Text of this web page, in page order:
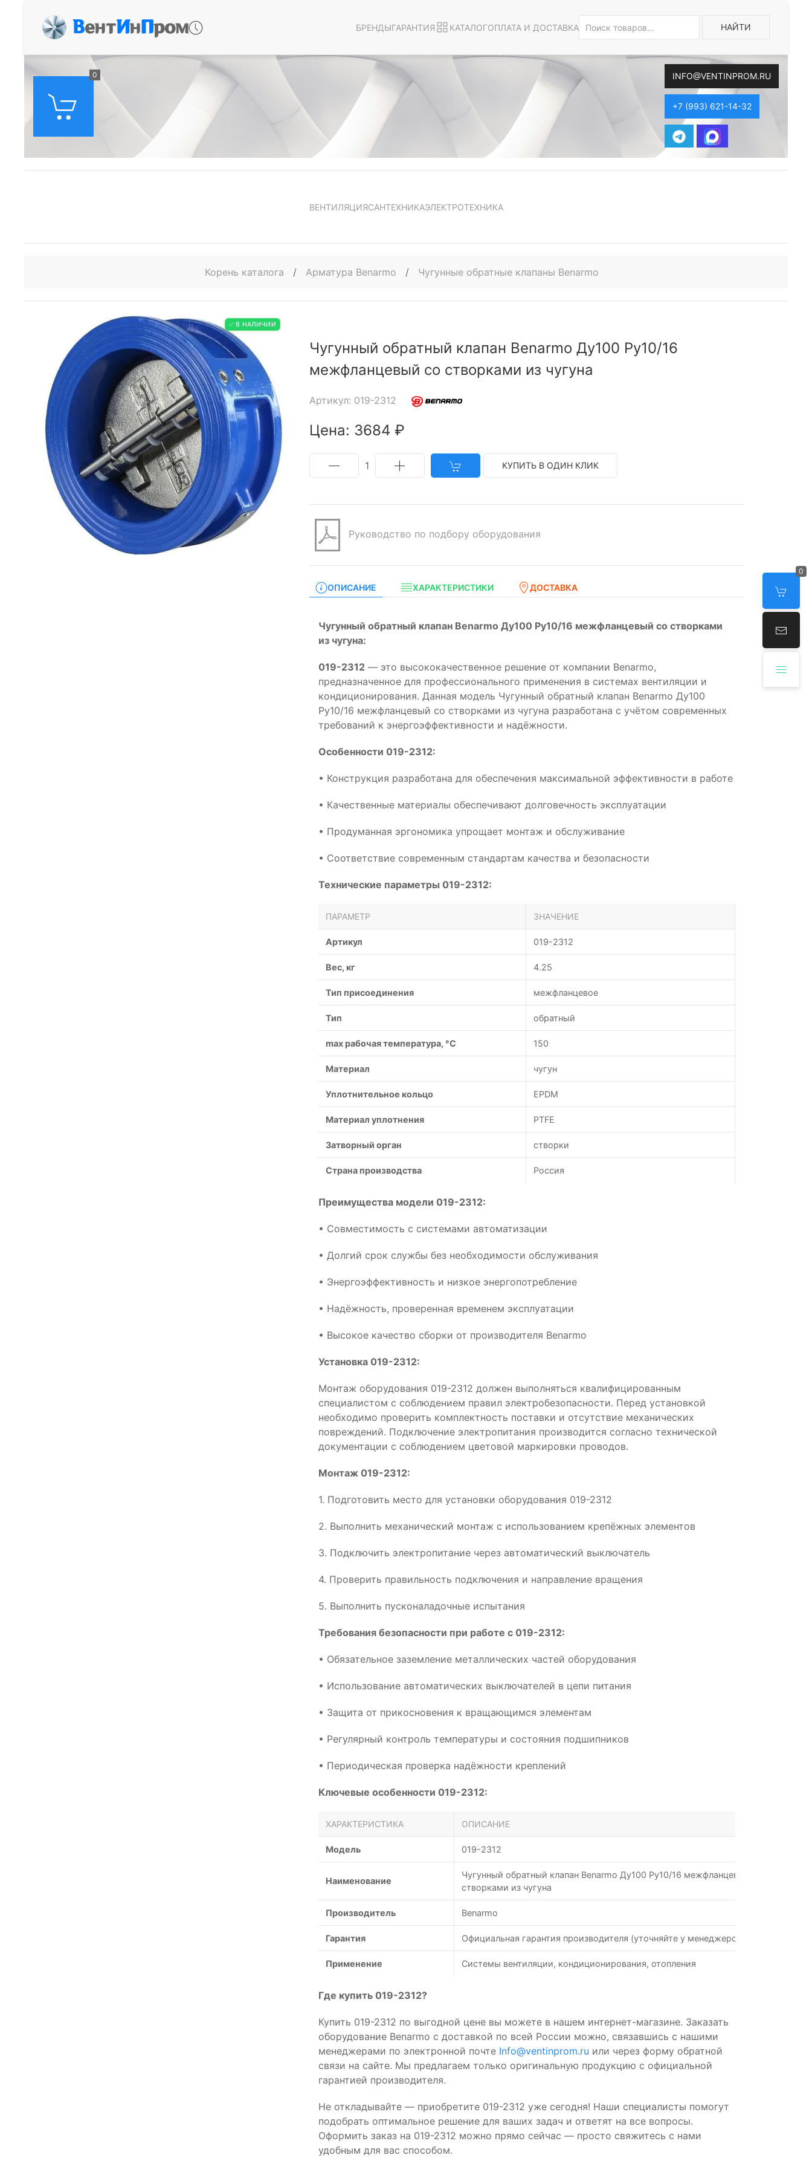
ВентИнПром БРЕНДЫГАРАНТИЯ КАТАЛОГОПЛАТА И ДОСТАВКА НАЙТИ
0 INFO@VENTINPROM.RU
+7 (993) 621-14-32
0
ВЕНТИЛЯЦИЯСАНТЕХНИКАЭЛЕКТРОТЕХНИКА
Корень каталога / Арматура Benarmo / Чугунные обратные клапаны Benarmo
✅ В НАЛИЧИИ
Чугунный обратный клапан Benarmo Ду100 Ру10/16
межфланцевый со створками из чугуна
Артикул: 019-2312
Цена: 3684 ₽
1 КУПИТЬ В ОДИН КЛИК
Руководство по подбору оборудования
ОПИСАНИЕ ХАРАКТЕРИСТИКИ ДОСТАВКА
Чугунный обратный клапан Benarmo Ду100 Ру10/16 межфланцевый со створками
из чугуна:
019-2312 — это высококачественное решение от компании Benarmo,
предназначенное для профессионального применения в системах вентиляции и
кондиционирования. Данная модель Чугунный обратный клапан Benarmo Ду100
Ру10/16 межфланцевый со створками из чугуна разработана с учётом современных
требований к энергоэффективности и надёжности.
Особенности 019-2312:
• Конструкция разработана для обеспечения максимальной эффективности в работе
• Качественные материалы обеспечивают долговечность эксплуатации
• Продуманная эргономика упрощает монтаж и обслуживание
• Соответствие современным стандартам качества и безопасности
Технические параметры 019-2312:
ПАРАМЕТР ЗНАЧЕНИЕ
Артикул 019-2312
Вес, кг 4.25
Тип присоединения межфланцевое
Тип обратный
max рабочая температура, °C 150
Материал чугун
Уплотнительное кольцо EPDM
Материал уплотнения PTFE
Затворный орган створки
Страна производства Россия
Преимущества модели 019-2312:
• Совместимость с системами автоматизации
• Долгий срок службы без необходимости обслуживания
• Энергоэффективность и низкое энергопотребление
• Надёжность, проверенная временем эксплуатации
• Высокое качество сборки от производителя Benarmo
Установка 019-2312:
Монтаж оборудования 019-2312 должен выполняться квалифицированным
специалистом с соблюдением правил электробезопасности. Перед установкой
необходимо проверить комплектность поставки и отсутствие механических
повреждений. Подключение электропитания производится согласно технической
документации с соблюдением цветовой маркировки проводов.
Монтаж 019-2312:
1. Подготовить место для установки оборудования 019-2312
2. Выполнить механический монтаж с использованием крепёжных элементов
3. Подключить электропитание через автоматический выключатель
4. Проверить правильность подключения и направление вращения
5. Выполнить пусконаладочные испытания
Требования безопасности при работе с 019-2312:
• Обязательное заземление металлических частей оборудования
• Использование автоматических выключателей в цепи питания
• Защита от прикосновения к вращающимся элементам
• Регулярный контроль температуры и состояния подшипников
• Периодическая проверка надёжности креплений
Ключевые особенности 019-2312:
ХАРАКТЕРИСТИКА ОПИСАНИЕ
Модель 019-2312
Наименование
Чугунный обратный клапан Benarmo Ду100 Ру10/16 межфланцевый со
створками из чугуна
Производитель Benarmo
Гарантия Официальная гарантия производителя (уточняйте у менеджеров)
Применение Системы вентиляции, кондиционирования, отопления
Где купить 019-2312?
Купить 019-2312 по выгодной цене вы можете в нашем интернет-магазине. Заказать
оборудование Benarmo с доставкой по всей России можно, связавшись с нашими
менеджерами по электронной почте Info@ventinprom.ru или через форму обратной
связи на сайте. Мы предлагаем только оригинальную продукцию с официальной
гарантией производителя.
Не откладывайте — приобретите 019-2312 уже сегодня! Наши специалисты помогут
подобрать оптимальное решение для ваших задач и ответят на все вопросы.
Оформить заказ на 019-2312 можно прямо сейчас — просто свяжитесь с нами
удобным для вас способом.